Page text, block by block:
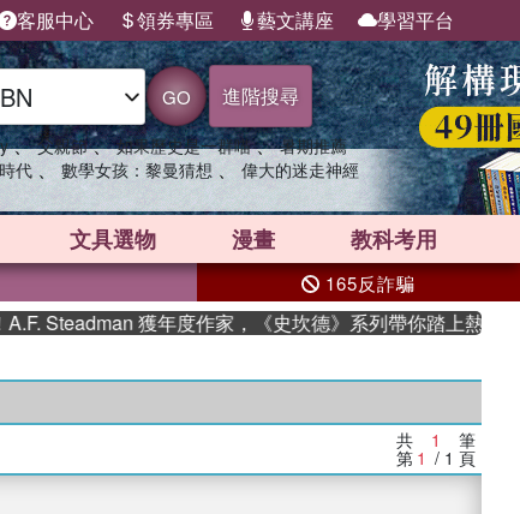
客服中心 領券專區 藝文講座 學習平台
GO 進階搜尋
、 父親節 、 如果歷史是一群喵 、 暑期推薦
代 、 數學女孩：黎曼猜想 、 偉大的迷走神經
文具選物 漫畫 教科考用
165反詐騙
Steadman 獲年度作家，《史坎德》系列帶你踏上熱血奇幻
共 1 筆
第 1 / 1 頁